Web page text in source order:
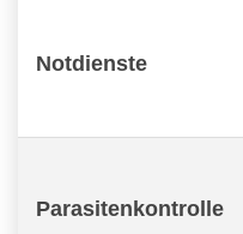
Notdienste
Parasitenkontrolle